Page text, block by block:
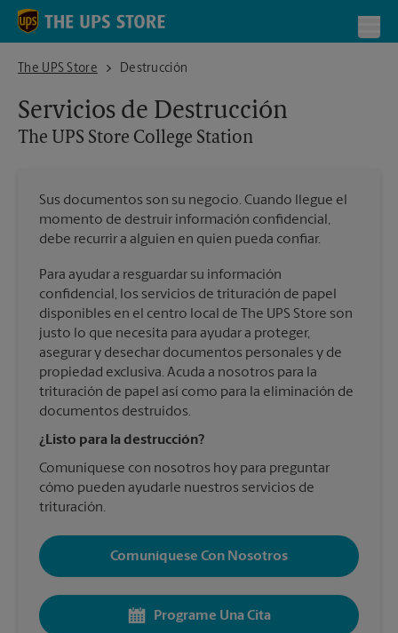
Skip to content
Return to Nav
The UPS Store
The UPS Store College Station
Destrucción
Servicios de Destrucción
The UPS Store College Station
Sus documentos son su negocio. Cuando llegue el
momento de destruir información confidencial,
debe recurrir a alguien en quien pueda confiar.
Para ayudar a resguardar su información
confidencial, los servicios de trituración de papel
disponibles en el centro local de The UPS Store son
justo lo que necesita para ayudar a proteger,
asegurar y desechar documentos personales y de
propiedad exclusiva. Acuda a nosotros para la
trituración de papel así como para la eliminación de
documentos destruidos.
¿Listo para la destrucción?
Comuníquese con nosotros hoy para preguntar
cómo pueden ayudarle nuestros servicios de
trituración.
Comuníquese Con Nosotros
Programe Una Cita